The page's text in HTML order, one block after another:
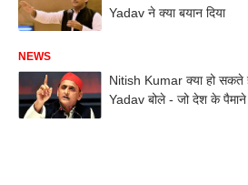
Yadav ने क्या बयान दिया
NEWS
Nitish Kumar क्या हो सकते
Yadav बोले - जो देश के